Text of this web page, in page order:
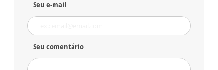
Seu e-mail
Seu comentário